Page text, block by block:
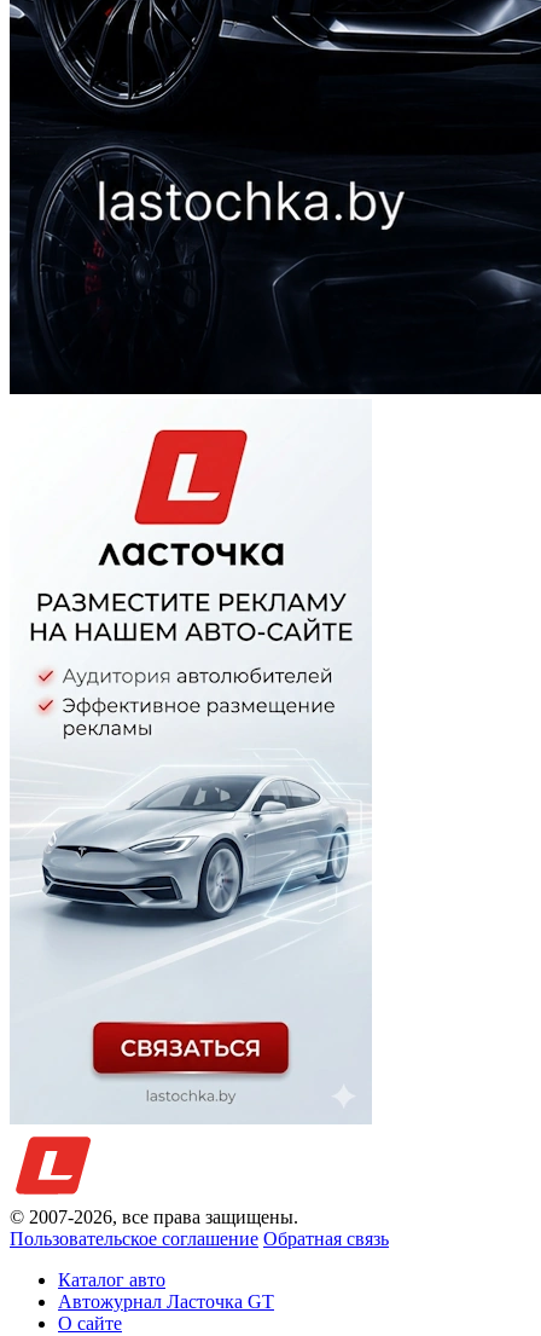
© 2007-2026, все права защищены.
Пользовательское соглашение Обратная связь
Каталог авто
Автожурнал Ласточка GT
О сайте